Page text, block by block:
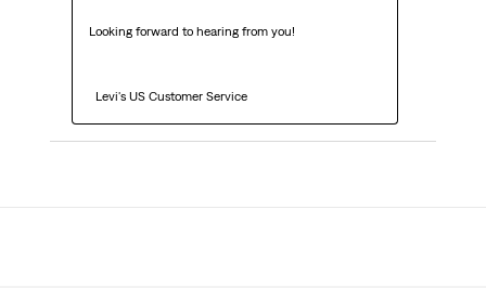
Looking forward to hearing from you!
  Levi's US Customer Service